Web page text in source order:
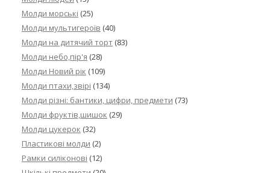
Молди морські (25)
Молди мультигероїв (40)
Молди на дитячий торт (83)
Молди небо,пір'я (28)
Молди Новий рік (109)
Молди птахи,звірі (134)
Молди різні: бантики, цифри, предмети (73)
Молди фруктів,шишок (29)
Молди цукерок (32)
Пластикові молди (2)
Рамки силіконові (12)